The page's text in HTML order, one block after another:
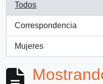
Todos
Correspondencia
, 1 resultados
Mujeres
, 1 resultados